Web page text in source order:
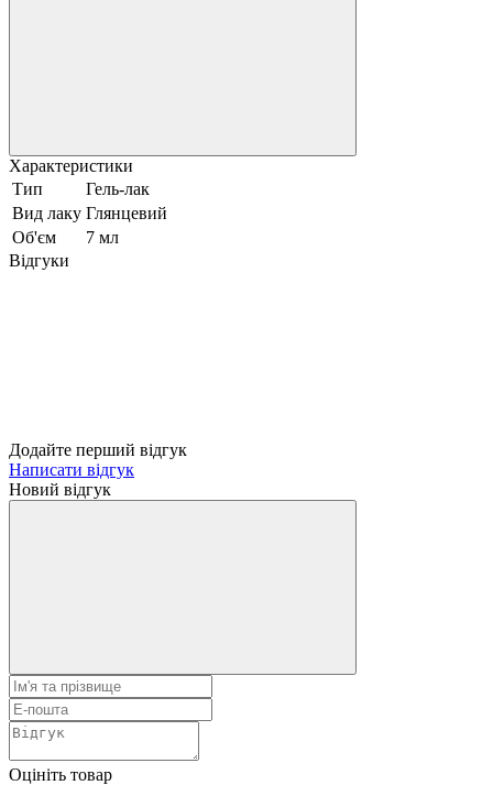
Характеристики
Тип
Гель-лак
Вид лаку Глянцевий
Об'єм
7 мл
Відгуки
Додайте перший відгук
Написати відгук
Новий відгук
Оцініть товар